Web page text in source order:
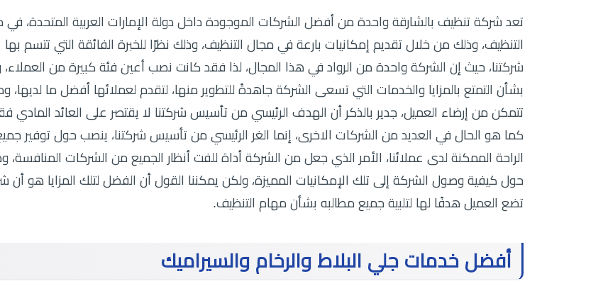
تعد شركة تنظيف بالشارقة واحدة من أفضل الشركات الموجودة داخل دولة الإمارات العربية المتحدة، في
التنظيف، وذلك من خلال تقديم إمكانيات بارعة في مجال التنظيف، وذلك نظرًا للخبرة الفائقة التي تتسم بها
شركتنا، حيث إن الشركة واحدة من الرواد في هذا المجال، لذا فقد كانت نصب أعين فئة كبيرة من العملاء،
بشأن التمتع بالمزايا والخدمات التي تسعى الشركة جاهدةً للتطوير منها، لتقدم لعملائها أفضل ما لديها،
تتمكن من إرضاء العميل، جدير بالذكر أن الهدف الرئيسي من تأسيس شركتنا لا يقتصر على العائد المادي
كما هو الحال في العديد من الشركات الاخرى، إنما الغر الرئيسي من تأسيس شركتنا، ينصب حول توفير
الراحة الممكنة لدى عملائنا، الأمر الذي جعل من الشركة أداة للفت أنظار الجميع من الشركات المنافسة،
حول كيفية وصول الشركة إلى تلك الإمكانيات المميزة، ولكن يمكننا القول أن الفضل لتلك المزايا هو أن
تضع العميل هدفًا لها لتلبية جميع مطالبه بشأن مهام التنظيف.
أفضل خدمات جلي البلاط والرخام والسيراميك